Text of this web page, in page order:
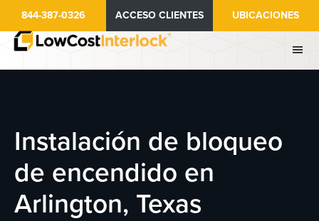
contenido
844-387-0326 ACCESO CLIENTES UBICACIONES
Instalación de bloqueo
de encendido en
Arlington, Texas